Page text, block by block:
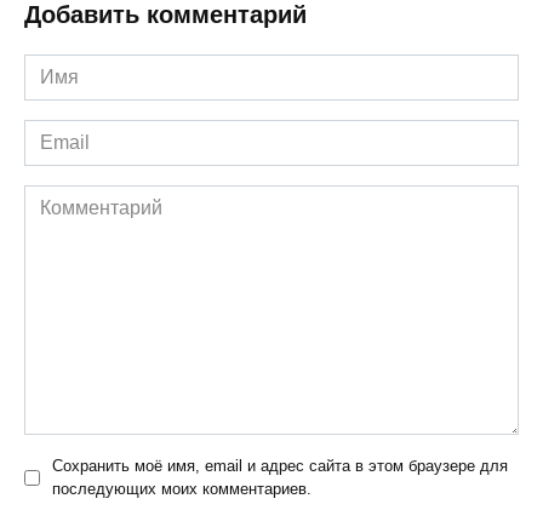
Добавить комментарий
Имя
*
Email
*
Комментарий
Сохранить моё имя, email и адрес сайта в этом браузере для
последующих моих комментариев.